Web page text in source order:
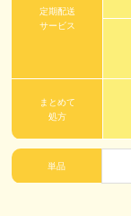
定期配送
サービス
まとめて
処方
単品